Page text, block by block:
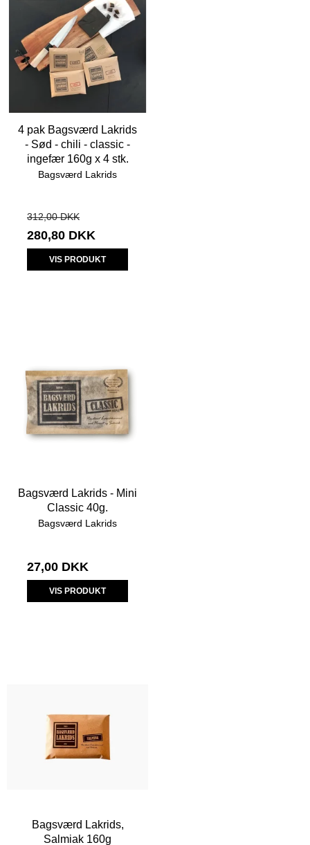
4 pak Bagsværd Lakrids
- Sød - chili - classic -
ingefær 160g x 4 stk.
Bagsværd Lakrids
312,00 DKK
280,80 DKK
VIS PRODUKT
Bagsværd Lakrids - Mini
Classic 40g.
Bagsværd Lakrids
27,00 DKK
VIS PRODUKT
Bagsværd Lakrids,
Salmiak 160g